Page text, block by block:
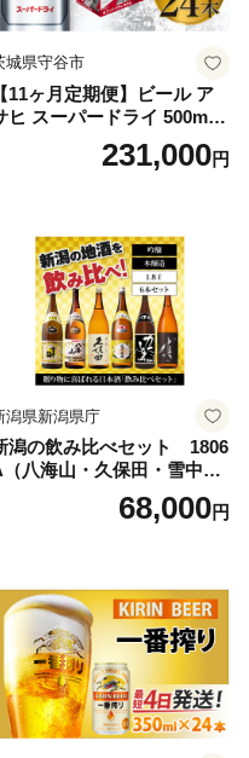
城県守谷市
【11ヶ月定期便】ビール ア
ヒ スーパードライ 500ml 2
4本 1ケース×11ヶ月 | アサヒ
ビール 究極の辛口 酒 お酒 ア
uper dry 11回 缶ビール 缶 ギ
フト 内祝い 茨城県守谷市 送
料無料
231,000円
潟県新潟県庁
潟の飲み比べセット 1806
八海山・久保田・雪中
梅・越乃寒梅・かたふね・千
68,000円